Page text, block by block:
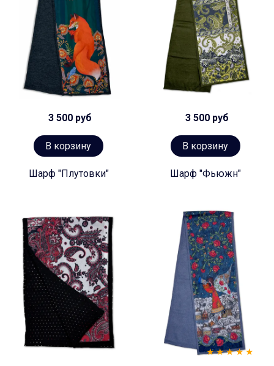
3 500 руб
В корзину
Шарф "Плутовки"
3 500 руб
В корзину
Шарф "Фьюжн"